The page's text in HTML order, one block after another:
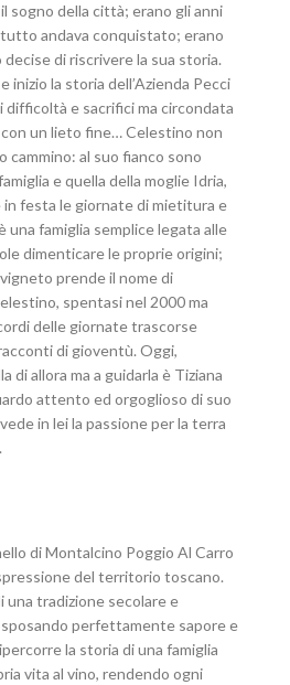
sogno della città; erano gli anni
andava conquistato; erano
di riscrivere la sua storia.
inizio la storia dell’Azienda Pecci
e sacrifici ma circondata
un lieto fine… Celestino non
al suo fianco sono
e quella della moglie Idria,
festa le giornate di mietitura e
una famiglia semplice legata alle
dimenticare le proprie origini;
prende il nome di
spentasi nel 2000 ma
delle giornate trascorse
di gioventù. Oggi,
di allora ma a guidarla è Tiziana
attento ed orgoglioso di suo
in lei la passione per la terra
di Montalcino Poggio Al Carro
del territorio toscano.
tradizione secolare e
sposando perfettamente sapore e
la storia di una famiglia
vita al vino, rendendo ogni